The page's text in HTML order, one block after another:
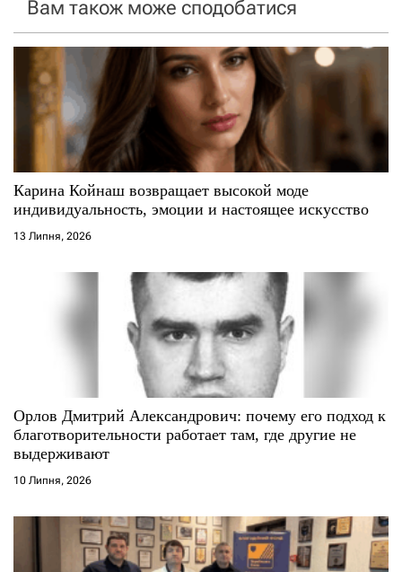
а
і
в
Вам також може сподобатися
Карина Койнаш возвращает высокой моде
индивидуальность, эмоции и настоящее искусство
13 Липня, 2026
Орлов Дмитрий Александрович: почему его подход к
благотворительности работает там, где другие не
выдерживают
10 Липня, 2026